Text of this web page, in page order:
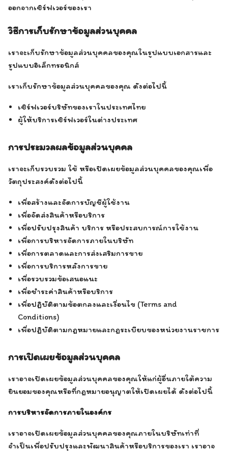
ออกจากเซิร์ฟเวอร์ของเรา
วิธีการเก็บรักษาข้อมูลส่วนบุคคล
เราจะเก็บรักษาข้อมูลส่วนบุคคลของคุณในรูปแบบเอกสารและ
รูปแบบอิเล็กทรอนิกส์
เราเก็บรักษาข้อมูลส่วนบุคคลของคุณ ดังต่อไปนี้
เซิร์ฟเวอร์บริษัทของเราในประเทศไทย
ผู้ให้บริการเซิร์ฟเวอร์ในต่างประเทศ
การประมวลผลข้อมูลส่วนบุคคล
เราจะเก็บรวบรวม ใช้ หรือเปิดเผยข้อมูลส่วนบุคคลของคุณเพื่อ
วัตถุประสงค์ดังต่อไปนี้
เพื่อสร้างและจัดการบัญชีผู้ใช้งาน
เพื่อจัดส่งสินค้าหรือบริการ
เพื่อปรับปรุงสินค้า บริการ หรือประสบการณ์การใช้งาน
เพื่อการบริหารจัดการภายในบริษัท
เพื่อการตลาดและการส่งเสริมการขาย
เพื่อการบริการหลังการขาย
เพื่อรวบรวมข้อเสนอแนะ
เพื่อชำระค่าสินค้าหรือบริการ
เพื่อปฏิบัติตามข้อตกลงและเงื่อนไข (Terms and
Conditions)
เพื่อปฏิบัติตามกฎหมายและกฎระเบียบของหน่วยงานราชการ
การเปิดเผยข้อมูลส่วนบุคคล
เราอาจเปิดเผยข้อมูลส่วนบุคคลของคุณให้แก่ผู้อื่นภายใต้ความ
ยินยอมของคุณหรือที่กฎหมายอนุญาตให้เปิดเผยได้ ดังต่อไปนี้
การบริหารจัดการภายในองค์กร
เราอาจเปิดเผยข้อมูลส่วนบุคคลของคุณภายในบริษัทเท่าที่
จำเป็นเพื่อปรับปรุงและพัฒนาสินค้าหรือบริการของเรา เราอาจ